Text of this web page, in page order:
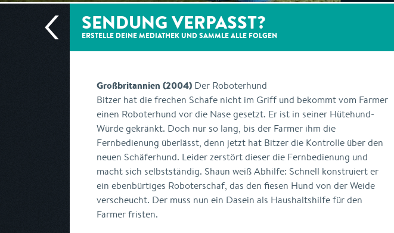
SENDUNG VERPASST?
ERSTELLE DEINE MEDIATHEK UND SAMMLE ALLE FOLGEN
Großbritannien (2004) Der Roboterhund
Bitzer hat die frechen Schafe nicht im Griff und bekommt vom Farmer
einen Roboterhund vor die Nase gesetzt. Er ist in seiner Hütehund-
Würde gekränkt. Doch nur so lang, bis der Farmer ihm die
Fernbedienung überlässt, denn jetzt hat Bitzer die Kontrolle über den
neuen Schäferhund. Leider zerstört dieser die Fernbedienung und
macht sich selbstständig. Shaun weiß Abhilfe: Schnell konstruiert er
ein ebenbürtiges Roboterschaf, das den fiesen Hund von der Weide
verscheucht. Der muss nun ein Dasein als Haushaltshilfe für den
Farmer fristen.